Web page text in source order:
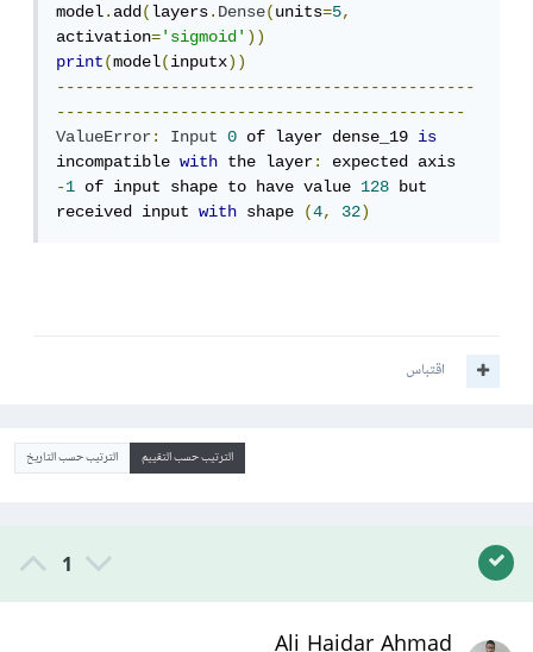
model.add(layers.Dense(units=5,
activation='sigmoid'))
print(model(inputx))
--------------------------------------------
-------------------------------------------
ValueError: Input 0 of layer dense_19 is
incompatible with the layer:
-1 of input shape to have value 128 but
received input with shape (4, 32)
اقتباس
الترتيب حسب التقييم الترتيب حسب التاريخ
1